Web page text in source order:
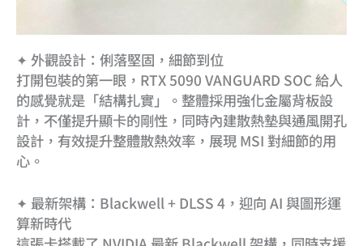
✦ 外觀設計：俐落堅固，細節到位
打開包裝的第一眼，RTX 5090 VANGUARD SOC 給人
的感覺就是「結構扎實」。整體採用強化金屬背板設
計，不僅提升顯卡的剛性，同時內建散熱墊與通風開孔
設計，有效提升整體散熱效率，展現 MSI 對細節的用
心。
✦ 最新架構：Blackwell + DLSS 4，迎向 AI 與圖形運
算新時代